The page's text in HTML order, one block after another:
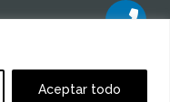
Aceptar todo